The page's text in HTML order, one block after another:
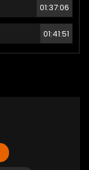
01:37:06
01:41:51